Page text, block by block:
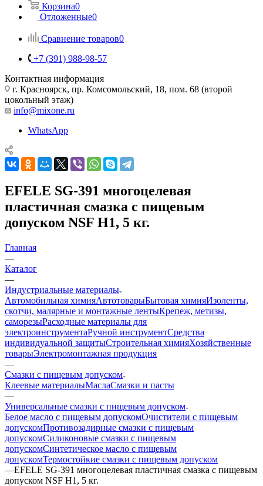
Корзина0
Отложенные0
Сравнение товаров0
+7 (391) 988-98-57
Контактная информация
г. Красноярск, пр. Комсомольский, 18, пом. 68 (второй
цокольный этаж)
info@mixone.ru
WhatsApp
EFELE SG-391 многоцелевая
пластичная смазка с пищевым
допуском NSF H1, 5 кг.
Главная
—
Каталог
—
Индустриальные материалы
Автомобильная химияАвтотоварыБытовая химияИзоленты,
скотчи, малярные и монтажные лентыКрепеж, метизы,
саморезыРасходные материалы для
электроинструментаРучной инструментСредства
индивидуальной защитыСтроительная химияХозяйственные
товарыЭлектромонтажная продукция
—
Смазки с пищевым допуском
Клеевые материалыМаслаСмазки и пасты
—
Универсальные смазки с пищевым допуском
Белое масло с пищевым допускомОчистители с пищевым
допускомПротивозадирные смазки с пищевым
допускомСиликоновые смазки с пищевым
допускомСинтетическое масло с пищевым
допускомТермостойкие смазки с пищевым допуском
—EFELE SG-391 многоцелевая пластичная смазка с пищевым
допуском NSF H1, 5 кг.